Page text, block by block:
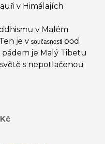
v Himálajích
v Malém
je v současnosti pod
je Malý Tibetu
s nepotlačenou